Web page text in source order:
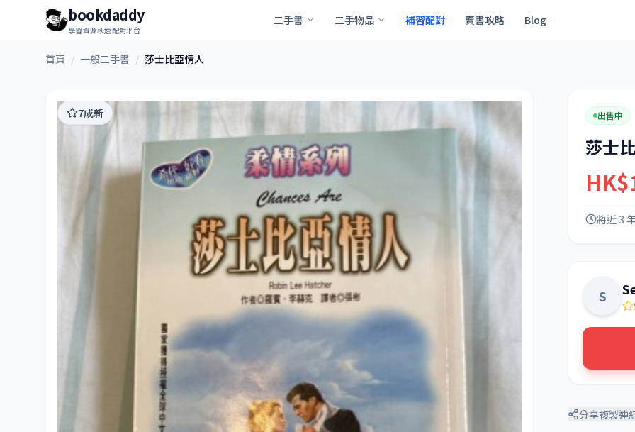
bookdaddy
學習資源秒速配對平台
二手書 二手物品 補習配對 賣書攻略 Blog
首頁 / 一般二手書 / 莎士比亞情人
7成新 出售中
莎士
將近 3
S
分享複製連